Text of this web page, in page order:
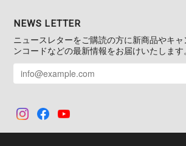
NEWS LETTER
ニュースレターをご購読の方に新商品やキ
ンコードなどの最新情報をお届けいたします